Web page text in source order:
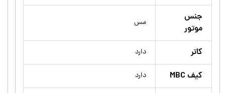
جنس
موتور
مس
کاتر دارد
کیف MBC دارد